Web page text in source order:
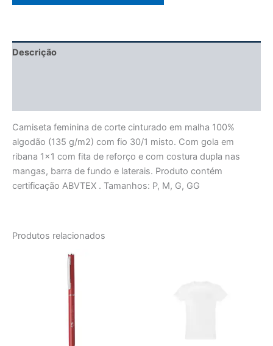
Descrição
Camiseta feminina de corte cinturado em malha 100%
algodão (135 g/m2) com fio 30/1 misto. Com gola em
ribana 1×1 com fita de reforço e com costura dupla nas
mangas, barra de fundo e laterais. Produto contém
certificação ABVTEX . Tamanhos: P, M, G, GG
Produtos relacionados